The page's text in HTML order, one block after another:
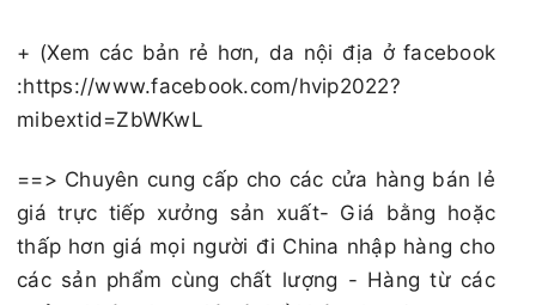
+ (Xem các bản rẻ hơn, da nội địa ở facebook
:https://www.facebook.com/hvip2022?
mibextid=ZbWKwL
==> Chuyên cung cấp cho các cửa hàng bán lẻ
giá trực tiếp xưởng sản xuất- Giá bằng hoặc
thấp hơn giá mọi người đi China nhập hàng cho
các sản phẩm cùng chất lượng - Hàng từ các